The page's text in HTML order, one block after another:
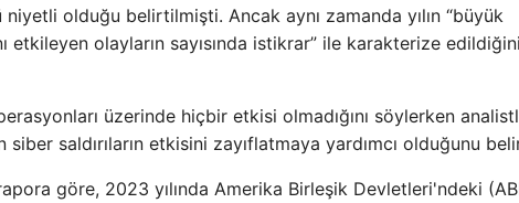
olduğu belirtilmişti. Ancak aynı zamanda yılın “büyük
etkileyen olayların sayısında istikrar” ile karakterize
üzerinde hiçbir etkisi olmadığını söylerken
saldırıların etkisini zayıflatmaya yardımcı olduğunu
göre, 2023 yılında Amerika Birleşik Devletleri'ndeki